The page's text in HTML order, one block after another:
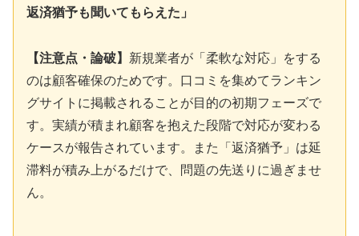
返済猶予も聞いてもらえた」
【注意点・論破】 新規業者が「柔軟な対応」をする
のは顧客確保のためです。口コミを集めてランキン
グサイトに掲載されることが目的の初期フェーズで
す。実績が積まれ顧客を抱えた段階で対応が変わる
ケースが報告されています。また「返済猶予」は延
滞料が積み上がるだけで、問題の先送りに過ぎませ
ん。